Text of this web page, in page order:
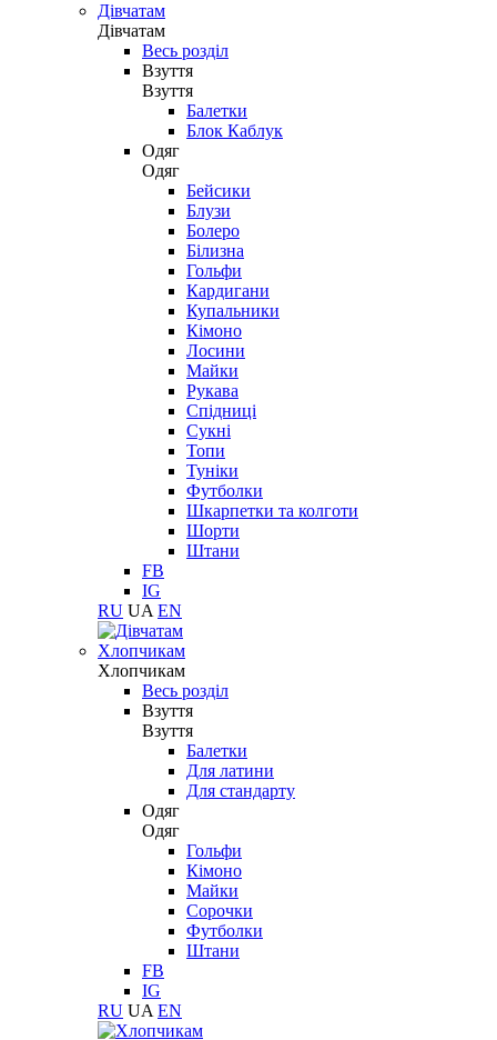
Дівчатам
Дівчатам
Весь розділ
Взуття
Взуття
Балетки
Блок Каблук
Одяг
Одяг
Бейсики
Блузи
Болеро
Білизна
Гольфи
Кардигани
Купальники
Кімоно
Лосини
Майки
Рукава
Спідниці
Сукні
Топи
Туніки
Футболки
Шкарпетки та колготи
Шорти
Штани
FB
IG
RU UA EN
Хлопчикам
Хлопчикам
Весь розділ
Взуття
Взуття
Балетки
Для латини
Для стандарту
Одяг
Одяг
Гольфи
Кімоно
Майки
Сорочки
Футболки
Штани
FB
IG
RU UA EN